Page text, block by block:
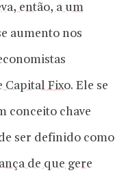
então, a um
aumento nos
Capital Fixo. Ele se
conceito chave
ser definido como
de que gere